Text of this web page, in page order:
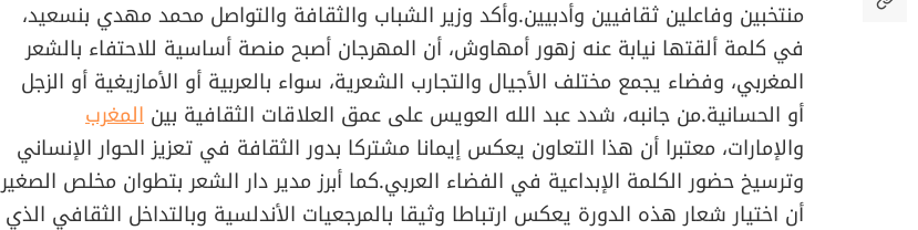
منتخبين وفاعلين ثقافيين وأدبيين.وأكد وزير الشباب والثقافة والتواصل محمد مهدي بنسعيد،
في كلمة ألقتها نيابة عنه زهور أمهاوش، أن المهرجان أصبح منصة أساسية للاحتفاء بالشعر
المغربي، وفضاء يجمع مختلف الأجيال والتجارب الشعرية، سواء بالعربية أو الأمازيغية أو الزجل
أو الحسانية.من جانبه، شدد عبد الله العويس على عمق العلاقات الثقافية بين المغرب
والإمارات، معتبرا أن هذا التعاون يعكس إيمانا مشتركا بدور الثقافة في تعزيز الحوار الإنساني
وترسيخ حضور الكلمة الإبداعية في الفضاء العربي.كما أبرز مدير دار الشعر بتطوان مخلص الصغير
أن اختيار شعار هذه الدورة يعكس ارتباطا وثيقا بالمرجعيات الأندلسية وبالتداخل الثقافي الذي